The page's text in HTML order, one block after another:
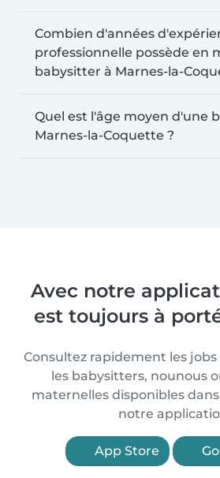
Combien d'années
professionnelle possède en
babysitter à Marnes-la-
Quel est l'âge moyen d'une
Marnes-la-Coquette ?
Avec notre
est toujours à
Consultez rapidement les
les babysitters, nounous
maternelles disponibles
notre
App Store